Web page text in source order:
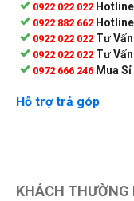
0922 022 022
0922 882 662 Hotline
0922 022 022 Tư
0922 022 022 Tư
0972 666 246 Mua
Hỗ trợ trả góp
KHÁCH THƯỜNG